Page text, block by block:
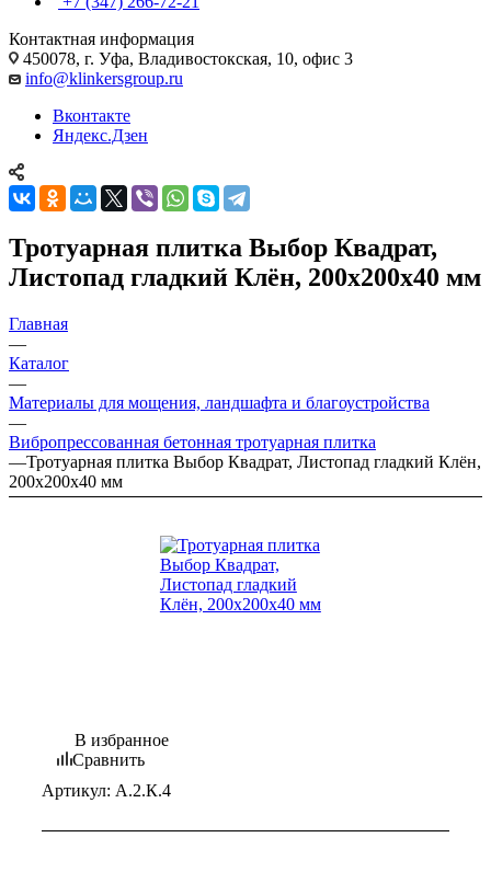
Контактная информация
450078, г. Уфа, Владивостокская, 10, офис 3
info@klinkersgroup.ru
Вконтакте
Яндекс.Дзен
Тротуарная плитка Выбор Квадрат,
Листопад гладкий Клён, 200х200х40 мм
Главная
—
Каталог
—
Материалы для мощения, ландшафта и благоустройства
—
Вибропрессованная бетонная тротуарная плитка
—Тротуарная плитка Выбор Квадрат, Листопад гладкий Клён,
200х200х40 мм
В избранное
Сравнить
Артикул: А.2.К.4